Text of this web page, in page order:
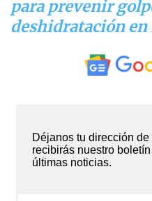
para prevenir
deshidratación en